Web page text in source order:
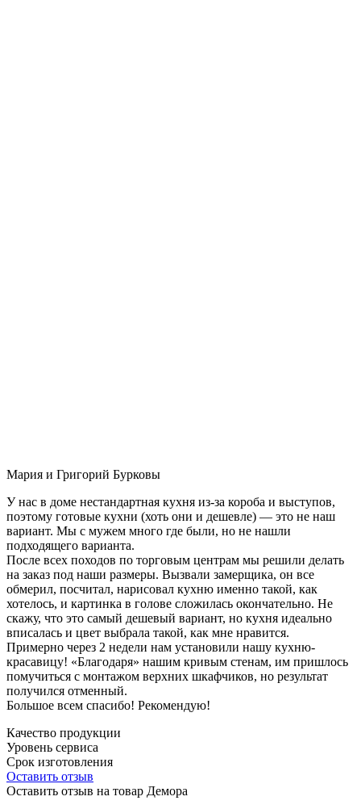
Мария и Григорий Бурковы
У нас в доме нестандартная кухня из-за короба и выступов,
поэтому готовые кухни (хоть они и дешевле) — это не наш
вариант. Мы с мужем много где были, но не нашли
подходящего варианта.
После всех походов по торговым центрам мы решили делать
на заказ под наши размеры. Вызвали замерщика, он все
обмерил, посчитал, нарисовал кухню именно такой, как
хотелось, и картинка в голове сложилась окончательно. Не
скажу, что это самый дешевый вариант, но кухня идеально
вписалась и цвет выбрала такой, как мне нравится.
Примерно через 2 недели нам установили нашу кухню-
красавицу! «Благодаря» нашим кривым стенам, им пришлось
помучиться с монтажом верхних шкафчиков, но результат
получился отменный.
Большое всем спасибо! Рекомендую!
Качество продукции
Уровень сервиса
Срок изготовления
Оставить отзыв
Оставить отзыв на товар Демора